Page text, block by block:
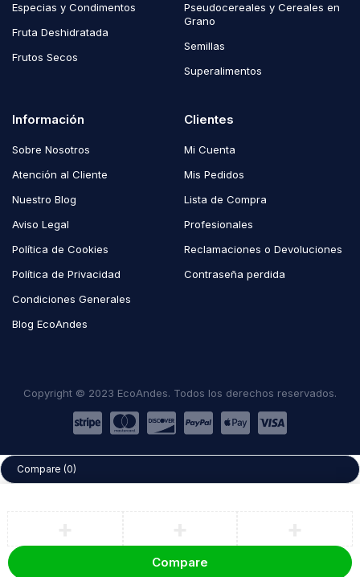
Especias y Condimentos
Fruta Deshidratada
Frutos Secos
Pseudocereales y Cereales en
Grano
Semillas
Superalimentos
Información
Sobre Nosotros
Atención al Cliente
Nuestro Blog
Aviso Legal
Política de Cookies
Política de Privacidad
Condiciones Generales
Blog EcoAndes
Clientes
Mi Cuenta
Mis Pedidos
Lista de Compra
Profesionales
Reclamaciones o Devoluciones
Contraseña perdida
Copyright © 2023 EcoAndes. Todos los derechos reservados.
Compare (0)
Compare